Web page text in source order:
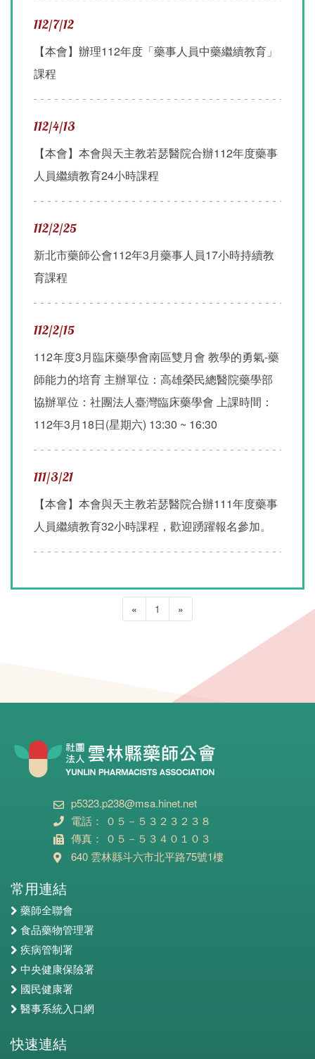
112/7/12
【本會】辦理112年度「藥事人員中藥繼續教育」
課程
112/4/13
【本會】本會與天主教若瑟醫院合辦112年度藥事
人員繼續教育24小時課程
112/2/25
新北市藥師公會112年3月藥事人員17小時持續教
育課程
112/2/15
112年度3月臨床藥學會南區雙月會 教學的勇氣-藥
師能力的培育 主辦單位：高雄榮民總醫院藥學部
協辦單位：社團法人臺灣臨床藥學會 上課時間：
112年3月18日(星期六) 13:30 ~ 16:30
111/3/21
【本會】本會與天主教若瑟醫院合辦111年度藥事
人員繼續教育32小時課程，歡迎踴躍報名參加。
« 1 »
p5323.p238@msa.hinet.net
電話： ０５－５３２３２３８
傳真： ０５－５３４０１０３
640 雲林縣斗六市北平路75號1樓
常用連結
藥師全聯會
食品藥物管理署
疾病管制署
中央健康保險署
國民健康署
醫事系統入口網
快速連結